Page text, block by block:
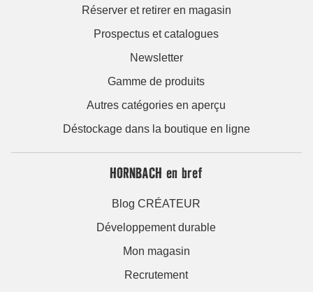
Réserver et retirer en magasin
Prospectus et catalogues
Newsletter
Gamme de produits
Autres catégories en aperçu
Déstockage dans la boutique en ligne
HORNBACH en bref
Blog CRÉATEUR
Développement durable
Mon magasin
Recrutement